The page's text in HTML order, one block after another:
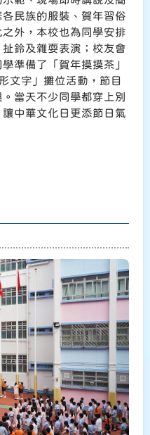
民族的服裝、賀年習俗
外，本校也為同學安排
鈴及雜耍表演；校友會
準備了「賀年摸摸茶」
文字」攤位活動，節目
當天不少同學都穿上別
中華文化日更添節日氣